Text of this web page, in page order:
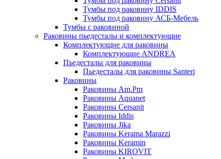
Тумбы под раковину IDDIS
Тумбы под раковину АСБ-Мебель
Тумбы с раковиной
Раковины пьедесталы и комплектующие
Комплектующие для раковины
Комплектующие ANDREA
Пьедесталы для раковины
Пьедесталы для раковины Santeri
Раковины
Раковины Am.Pm
Раковины Aquanet
Раковины Cersanit
Раковины Iddis
Раковины Jika
Раковины Kerama Marazzi
Раковины Keramin
Раковины KIROVIT